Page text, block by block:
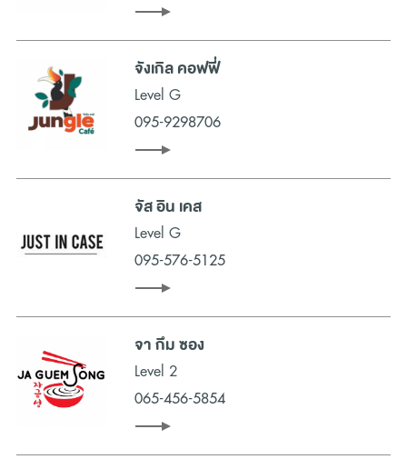
จังเกิล คอฟฟี่
Level G
095-9298706
จัส อิน เคส
Level G
095-576-5125
จา กึม ซอง
Level 2
065-456-5854